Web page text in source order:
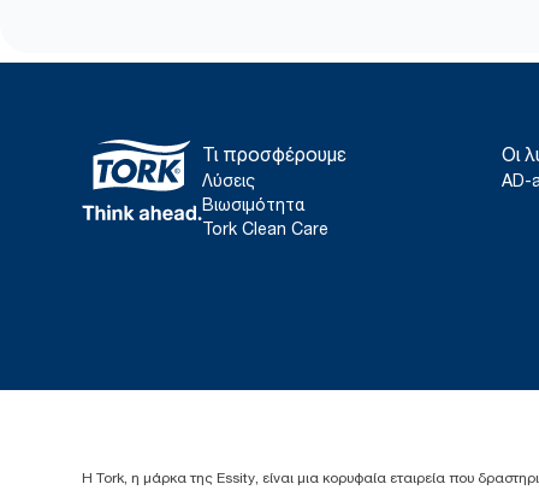
Τι προσφέρουμε
Λύσεις
Βιωσιμότητα
Tork Clean Care
Οι
AD-
Η Tork, η μάρκα της Essity, είναι μια κορυφαία εταιρεία που